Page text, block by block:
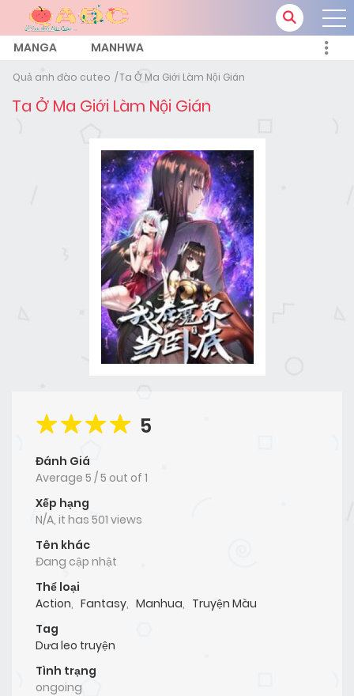
MANGA MANHWA
Quả anh đào cuteo Ta Ở Ma Giới Làm Nội Gián
Ta Ở Ma Giới Làm Nội Gián
5
Đánh Giá
Average 5 /5 out of 1
Xếp hạng
N/A, it has 501 views
Tên khác
Đang cập nhật
Thể loại
Action, Fantasy, Manhua, Truyện Màu
Tag
Dưa leo truyện
Tình trạng
ongoing